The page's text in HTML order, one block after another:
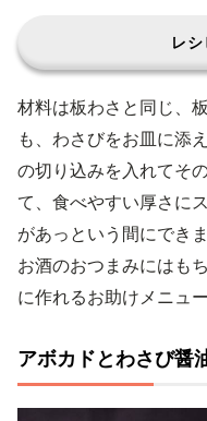
レ
材料は板わさと同じ、
も、わさびをお皿に添
の切り込みを入れてそ
て、食べやすい厚さに
があっという間にできま
お酒のおつまみにはも
に作れるお助けメニュー
アボカドとわさび醤